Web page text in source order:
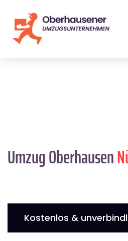
Umzug Oberhausen
Kostenlos &